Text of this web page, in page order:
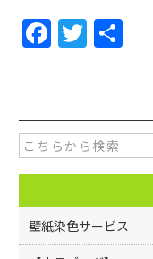
F
a
e
b
o
o
k
T
w
er
壁紙染色サービス